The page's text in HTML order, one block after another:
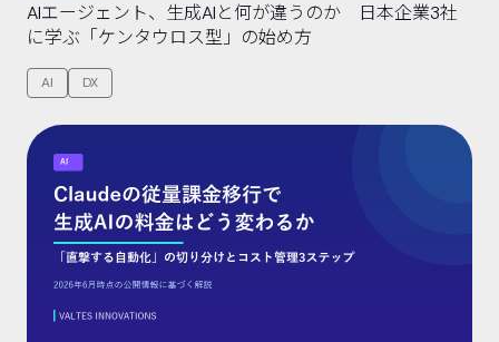
AIエージェント、生成AIと何が違うのか 日本企業3社
に学ぶ「ケンタウロス型」の始め方
AI DX